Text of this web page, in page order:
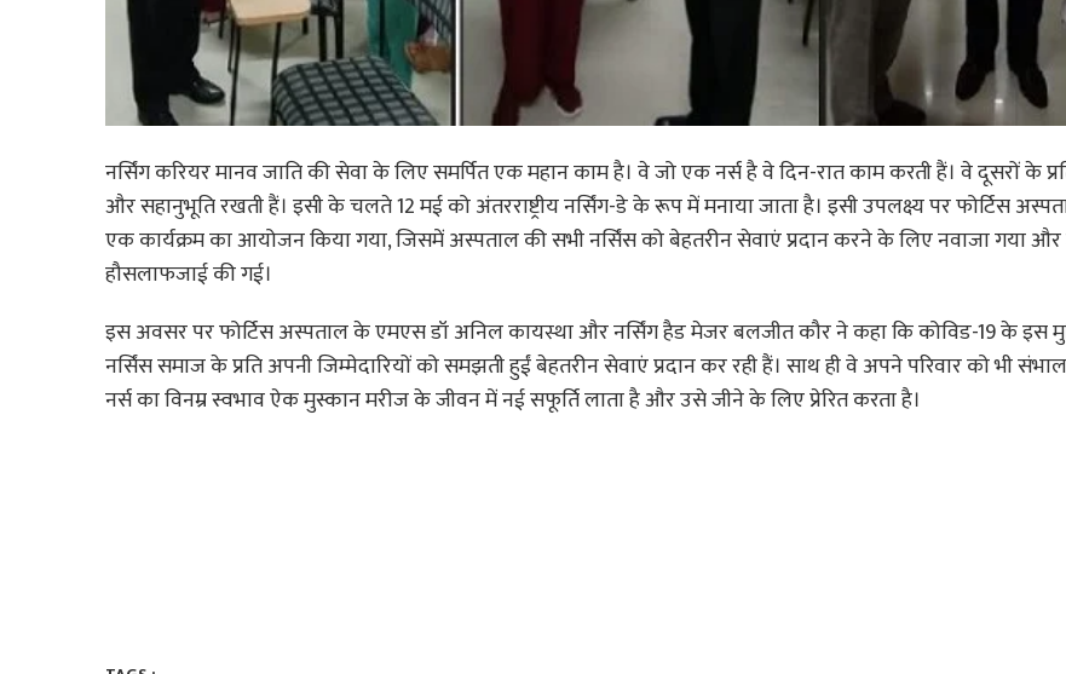
नर्सिंग करियर मानव जाति की सेवा के लिए समर्पित एक महान काम है। वे जो एक नर्स है वे दिन-रात काम करती हैं। वे दूसरों के
और सहानुभूति रखती हैं। इसी के चलते 12 मई को अंतरराष्ट्रीय नर्सिंग-डे के रूप में मनाया जाता है। इसी उपलक्ष्य पर फोर्टिस
एक कार्यक्रम का आयोजन किया गया, जिसमें अस्पताल की सभी नर्सिंस को बेहतरीन सेवाएं प्रदान करने के लिए नवाजा गया
हौसलाफजाई की गई।
इस अवसर पर फोर्टिस अस्पताल के एमएस डॉ अनिल कायस्था और नर्सिंग हैड मेजर बलजीत कौर ने कहा कि कोविड-19 के इस
नर्सिंस समाज के प्रति अपनी जिम्मेदारियों को समझती हुईं बेहतरीन सेवाएं प्रदान कर रही हैं। साथ ही वे अपने परिवार को भी
नर्स का विनम्र स्वभाव ऐक मुस्कान मरीज के जीवन में नई सफूर्ति लाता है और उसे जीने के लिए प्रेरित करता है।